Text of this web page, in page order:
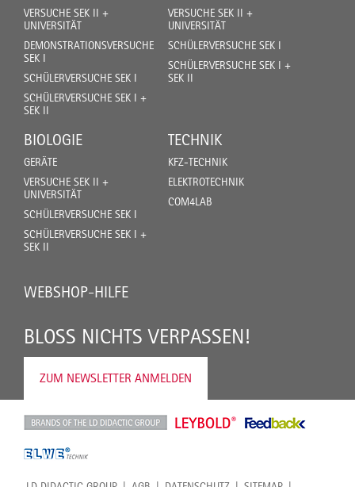
VERSUCHE SEK II +
UNIVERSITÄT
DEMONSTRATIONSVERSUCHE
SEK I
SCHÜLERVERSUCHE SEK I
SCHÜLERVERSUCHE SEK I +
SEK II
VERSUCHE SEK II +
UNIVERSITÄT
SCHÜLERVERSUCHE SEK I
SCHÜLERVERSUCHE SEK I +
SEK II
BIOLOGIE
GERÄTE
VERSUCHE SEK II +
UNIVERSITÄT
SCHÜLERVERSUCHE SEK I
SCHÜLERVERSUCHE SEK I +
SEK II
TECHNIK
KFZ-TECHNIK
ELEKTROTECHNIK
COM4LAB
WEBSHOP-HILFE
BLOSS NICHTS VERPASSEN!
ZUM NEWSLETTER ANMELDEN